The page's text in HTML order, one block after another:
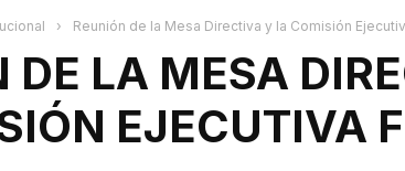
› Reunión de la Mesa Directiva y la Comisión
DE LA MESA
EJECUTIVA